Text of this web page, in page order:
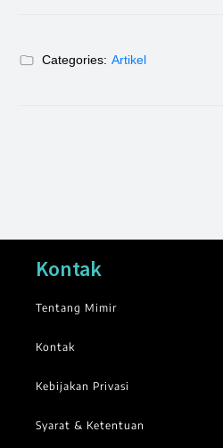
Categories: Artikel
Kontak
Tentang Mimir
Kontak
Kebijakan Privasi
Syarat & Ketentuan